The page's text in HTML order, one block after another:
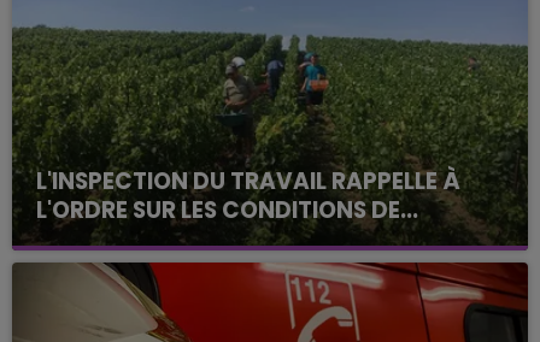
L'INSPECTION DU TRAVAIL RAPPELLE À
L'ORDRE SUR LES CONDITIONS DE...
Alors que les dates de début des vendange 2026
s'est avéré être plus précoce que prévu,
l'inspection du Travail en profite pour rappeler
les conditions de...